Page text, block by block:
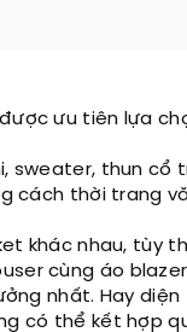
ưu tiên lựa
sweater, thun cổ
cách thời trang
khác nhau, tùy
cùng áo
nhất. Hay
có thể kết hợp